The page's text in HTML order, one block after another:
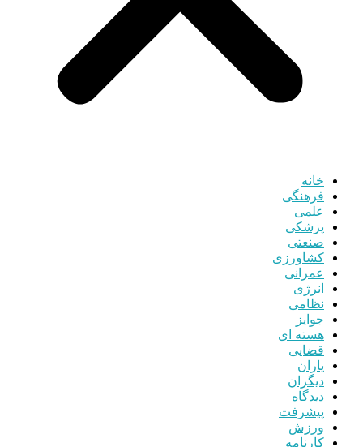
خانه
فرهنگی
علمی
پزشکی
صنعتی
کشاورزی
عمرانی
انرژی
نظامی
جوایز
هسته ای
قضایی
یاران
دیگران
دیدگاه
پیشرفت
ورزش
کارنامه